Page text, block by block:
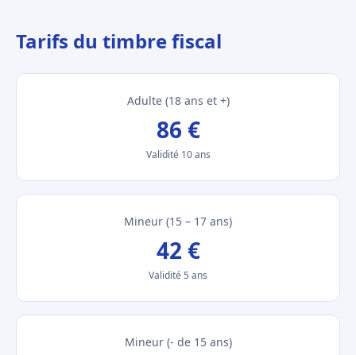
Tarifs du timbre fiscal
Adulte (18 ans et +)
86 €
Validité 10 ans
Mineur (15 – 17 ans)
42 €
Validité 5 ans
Mineur (- de 15 ans)